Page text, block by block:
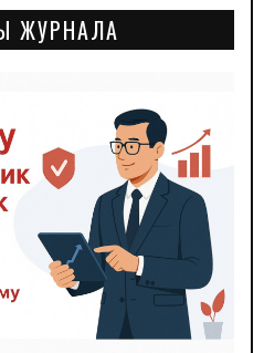
ЖУРНАЛА